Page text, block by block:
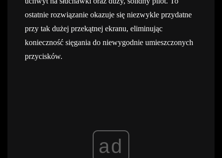
ostatnie rozwiązanie okazuje się niezwykle przydatne
przy tak dużej przekątnej ekranu, eliminując
konieczność sięgania do niewygodnie umieszczonych
przycisków.
ad